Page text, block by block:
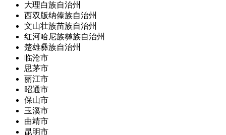
大理白族自治州
西双版纳傣族自治州
文山壮族苗族自治州
红河哈尼族彝族自治州
楚雄彝族自治州
临沧市
思茅市
丽江市
昭通市
保山市
玉溪市
曲靖市
昆明市